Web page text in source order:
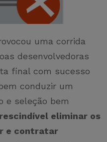
uma corrida
desenvolvedoras
final com sucesso
conduzir um
e seleção bem
eliminar os
e contratar